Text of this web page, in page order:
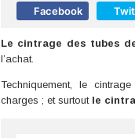
Facebook
Le cintrage des tubes
l’achat.
Techniquement, le
charges ; et surtout le